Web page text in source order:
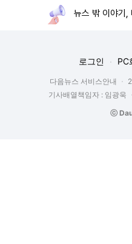
뉴스 밖 이야기,
로그인 PC
다음뉴스 서비스안내
기사배열책임자 : 임광욱
ⓒ